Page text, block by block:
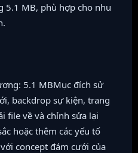
5.1 MB, phù hợp cho nhu
5.1 MBMục đích sử
backdrop sự kiện, trang
file về và chỉnh sửa lại
hoặc thêm các yếu tố
concept đám cưới của